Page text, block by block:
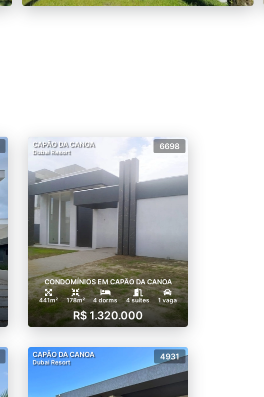
CAPÃO DA CANOA
Dubai Resort
6698
CONDOMÍNIOS EM CAPÃO DA CANOA
441m² 178m² 4 dorms 4 suítes 1 vaga
R$ 1.320.000
CAPÃO DA CANOA
Dubai Resort
4931